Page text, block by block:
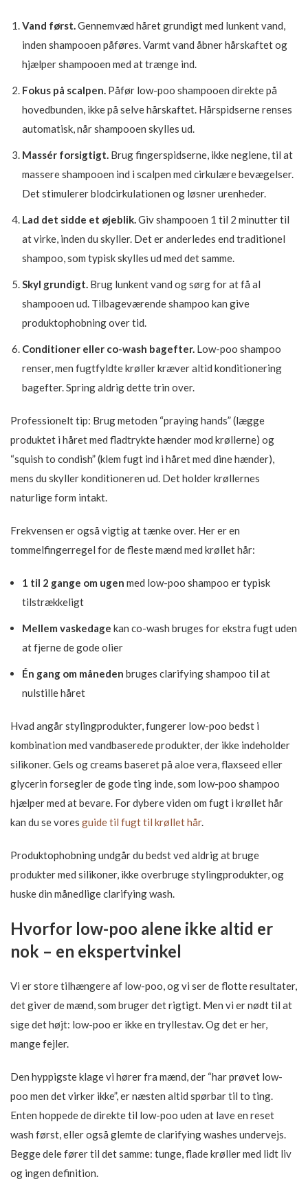
Vand først.Gennemvæd håret grundigt med lunkent vand,
inden shampooen påføres. Varmt vand åbner hårskaftet og
hjælper shampooen med at trænge ind.
Fokus på scalpen. Påfør low-poo shampooen direkte på
hovedbunden, ikke på selve hårskaftet. Hårspidserne renses
automatisk, når shampooen skylles ud.
Massér forsigtigt. Brug fingerspidserne, ikke neglene, til at
massere shampooen ind i scalpen med cirkulære bevægelser.
Det stimulerer blodcirkulationen og løsner urenheder.
Lad det sidde et øjeblik.Giv shampooen 1 til 2 minutter til
at virke, inden du skyller. Det er anderledes end traditionel
shampoo, som typisk skylles ud med det samme.
Skyl grundigt. Brug lunkent vand og sørg for at få al
shampooen ud. Tilbageværende shampoo kan give
produktophobning over tid.
Conditioner eller co-wash bagefter. Low-poo shampoo
renser, men fugtfyldte krøller kræver altid konditionering
bagefter. Spring aldrig dette trin over.
Professionelt tip: Brug metoden “praying hands” (lægge
produktet i håret med fladtrykte hænder mod krøllerne) og
“squish to condish” (klem fugt ind i håret med dine hænder),
mens du skyller konditioneren ud. Det holder krøllernes
naturlige form intakt.
Frekvensen er også vigtig at tænke over. Her er en
tommelfingerregel for de fleste mænd med krøllet hår:
1 til 2 gange om ugen med low-poo shampoo er typisk
tilstrækkeligt
Mellem vaskedage kan co-wash bruges for ekstra fugt uden
at fjerne de gode olier
Én gang om måneden bruges clarifying shampoo til at
nulstille håret
Hvad angår stylingprodukter, fungerer low-poo bedst i
kombination med vandbaserede produkter, der ikke indeholder
silikoner. Gels og creams baseret på aloe vera, flaxseed eller
glycerin forsegler de gode ting inde, som low-poo shampoo
hjælper med at bevare. For dybere viden om fugt i krøllet hår
kan du se vores guide til fugt til krøllet hår.
Produktophobning undgår du bedst ved aldrig at bruge
produkter med silikoner, ikke overbruge stylingprodukter, og
huske din månedlige clarifying wash.
Hvorfor low-poo alene ikke altid er
nok – en ekspertvinkel
Vi er store tilhængere af low-poo, og vi ser de flotte resultater,
det giver de mænd, som bruger det rigtigt. Men vi er nødt til at
sige det højt: low-poo er ikke en tryllestav. Og det er her,
mange fejler.
Den hyppigste klage vi hører fra mænd, der “har prøvet low-
poo men det virker ikke”, er næsten altid spørbar til to ting.
Enten hoppede de direkte til low-poo uden at lave en reset
wash først, eller også glemte de clarifying washes undervejs.
Begge dele fører til det samme: tunge, flade krøller med lidt liv
og ingen definition.